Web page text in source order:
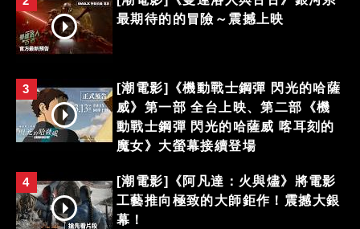
最期待的的冒險～震撼上映
3
[潮電影]《機動戰士鋼彈 閃光的哈薩
威》第一部 全台上映、第二部《機
動戰士鋼彈 閃光的哈薩威 喀耳刻的
魔女》大螢幕接續登場
4
[潮電影]《阿凡達：火與燼》將電影
工藝推向極致的大師鉅作！震撼大銀
幕！